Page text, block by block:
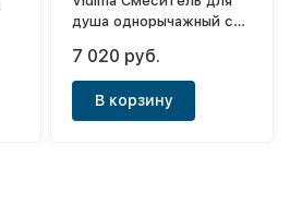
душа однорычажный с
7 020 руб.
В корзину